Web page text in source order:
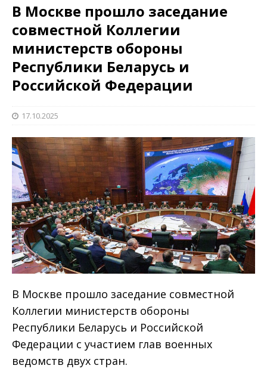
В Москве прошло заседание
совместной Коллегии
министерств обороны
Республики Беларусь и
Российской Федерации
17.10.2025
В Москве прошло заседание совместной
Коллегии министерств обороны
Республики Беларусь и Российской
Федерации с участием глав военных
ведомств двух стран.